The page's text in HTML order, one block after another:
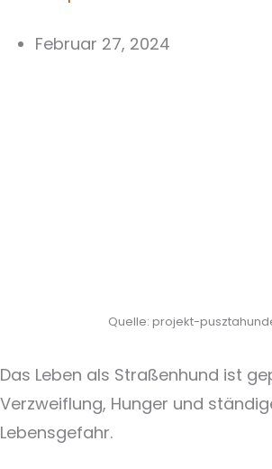
Februar 27, 2024
Quelle: projekt-
Das Leben als Straßenhund ist
Verzweiflung, Hunger und
Lebensgefahr.